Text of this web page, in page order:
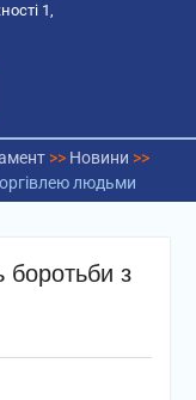
1,
>> Новини >>
людьми
боротьби з